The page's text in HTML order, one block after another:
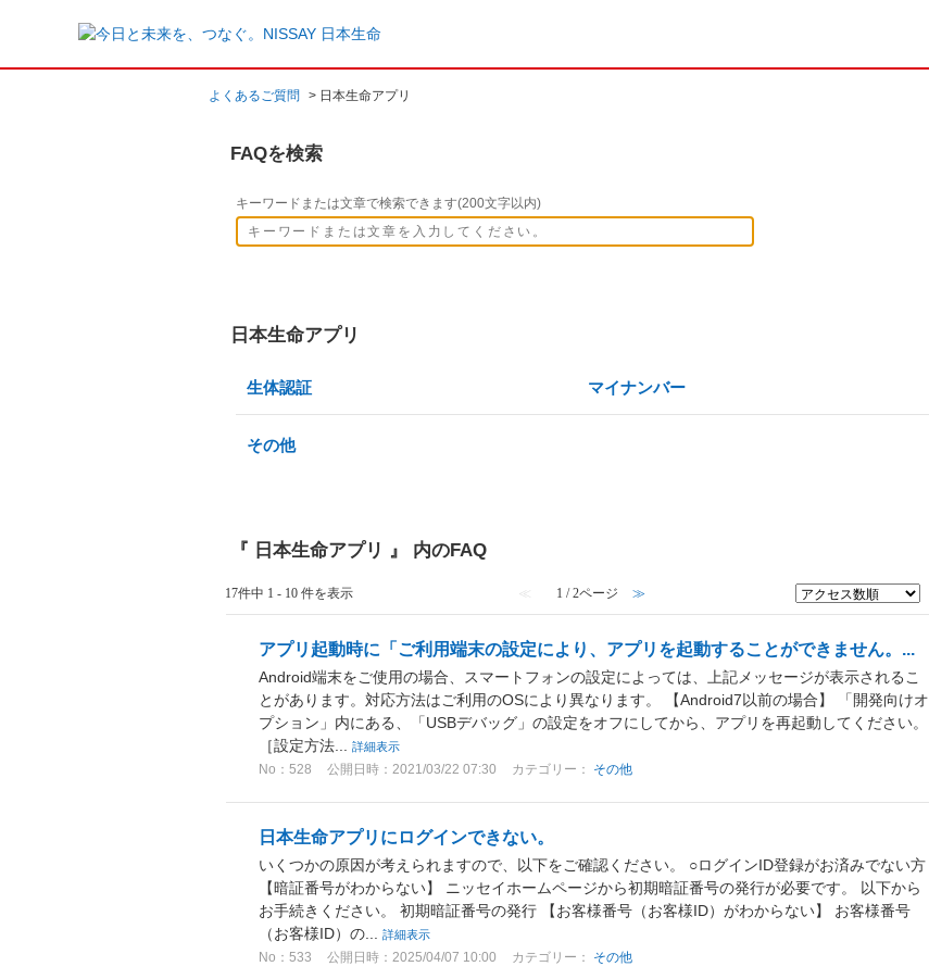
よくあるご質問 > 日本生命アプリ
FAQを検索
キーワードまたは文章で検索できます(200文字以内)
日本生命アプリ
生体認証 マイナンバー
その他
『 日本生命アプリ 』 内のFAQ
17件中 1 - 10 件を表示 ≪ 1 / 2ページ ≫
アプリ起動時に「ご利用端末の設定により、アプリを起動することができません。...
Android端末をご使用の場合、スマートフォンの設定によっては、上記メッセージが表示されるこ
とがあります。対応方法はご利用のOSにより異なります。 【Android7以前の場合】 「開発向けオ
プション」内にある、「USBデバッグ」の設定をオフにしてから、アプリを再起動してください。
［設定方法...
詳細表示
No：528 公開日時：2021/03/22 07:30 カテゴリー： その他
日本生命アプリにログインできない。
いくつかの原因が考えられますので、以下をご確認ください。 ○ログインID登録がお済みでない方
【暗証番号がわからない】 ニッセイホームページから初期暗証番号の発行が必要です。 以下から
お手続きください。 初期暗証番号の発行 【お客様番号（お客様ID）がわからない】 お客様番号
（お客様ID）の...
詳細表示
No：533 公開日時：2025/04/07 10:00 カテゴリー： その他